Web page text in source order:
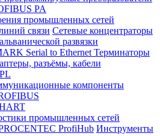
PA
промышленных сетей
связи Сетевые концентраторы
развязки
Serial to Ethernet Терминаторы
разъёмы, кабели
компоненты
промышленных сетей
ProfiHub Инструменты